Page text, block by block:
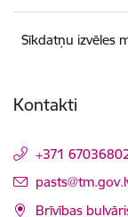
Sīkdatņu izvēles
Kontakti
+371
E-pasts:
Brīvības